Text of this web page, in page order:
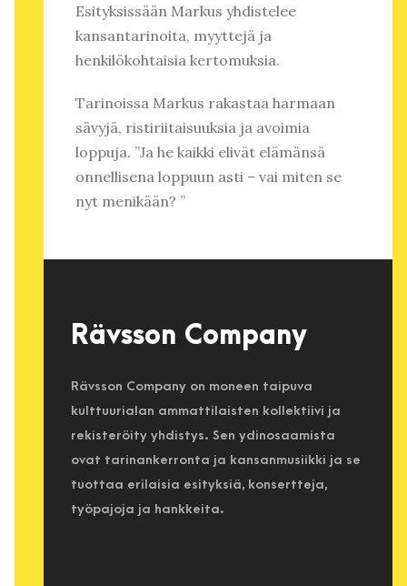
Esityksissään Markus yhdistelee
kansantarinoita, myyttejä ja
henkilökohtaisia kertomuksia.
Tarinoissa Markus rakastaa harmaan
sävyjä, ristiriitaisuuksia ja avoimia
loppuja. ”Ja he kaikki elivät elämänsä
onnellisena loppuun asti – vai miten se
nyt menikään? ”
Rävsson Company
Rävsson Company on moneen taipuva
kulttuurialan ammattilaisten kollektiivi ja
rekisteröity yhdistys. Sen ydinosaamista
ovat tarinankerronta ja kansanmusiikki ja se
tuottaa erilaisia esityksiä, konsertteja,
työpajoja ja hankkeita.